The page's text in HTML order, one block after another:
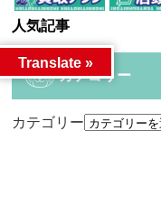
人気記事
カテゴリー
カテゴリー
Translate »